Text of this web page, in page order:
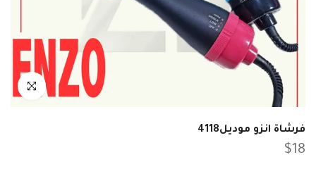
انقر للتكبير
فرشاة انزو موديل4118
$18